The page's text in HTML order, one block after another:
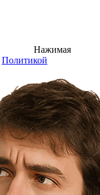
Нажимая
Политикой